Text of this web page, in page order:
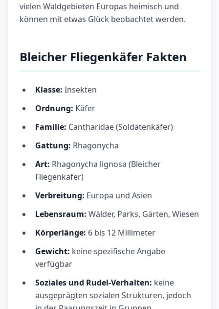
vielen Waldgebieten Europas heimisch und
können mit etwas Glück beobachtet werden.
Bleicher Fliegenkäfer Fakten
Klasse: Insekten
Ordnung: Käfer
Familie: Cantharidae (Soldatenkäfer)
Gattung: Rhagonycha
Art: Rhagonycha lignosa (Bleicher
Fliegenkäfer)
Verbreitung: Europa und Asien
Lebensraum: Wälder, Parks, Gärten, Wiesen
Körperlänge: 6 bis 12 Millimeter
Gewicht: keine spezifische Angabe
verfügbar
Soziales und Rudel-Verhalten: keine
ausgeprägten sozialen Strukturen, jedoch